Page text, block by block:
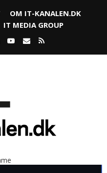
OM IT-KANALEN.DK
IT MEDIA GROUP